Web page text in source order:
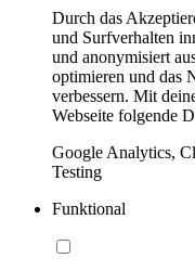
Durch das
und Surfverhalten
und anonymisiert
optimieren und das
verbessern. Mit
Webseite folgende
Google Analytics,
Testing
Funktional